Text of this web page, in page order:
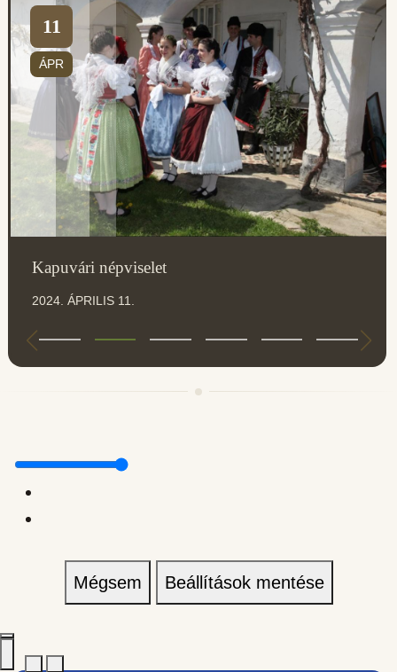
11
ÁPR
Kapuvári népviselet
2024. ÁPRILIS 11.
Mégsem Beállítások mentése